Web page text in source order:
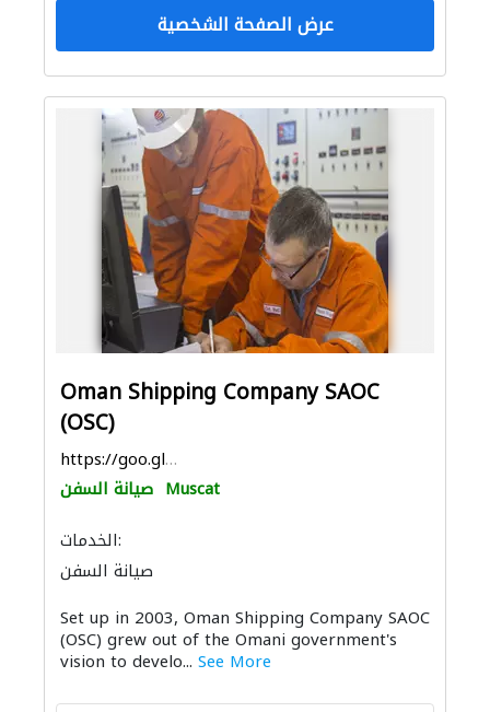
عرض الصفحة الشخصية
Oman Shipping Company SAOC
(OSC)
https://goo.gl/maps/cb3p1M3F4rCsaU9m6
صيانة السفن Muscat
الخدمات:
صيانة السفن
Set up in 2003, Oman Shipping Company SAOC
(OSC) grew out of the Omani government's
vision to develo... See More